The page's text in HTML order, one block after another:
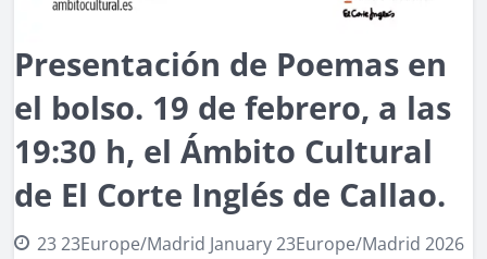
Presentación de Poemas en
el bolso. 19 de febrero, a las
19:30 h, el Ámbito Cultural
de El Corte Inglés de Callao.
23 23Europe/Madrid January 23Europe/Madrid 2026